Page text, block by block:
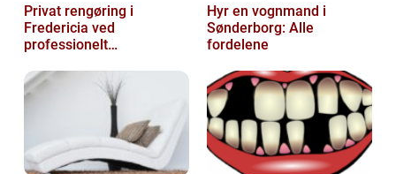
Privat rengøring i
Fredericia ved
professionelt
Hyr en vognmand i
Sønderborg: Alle
fordelene